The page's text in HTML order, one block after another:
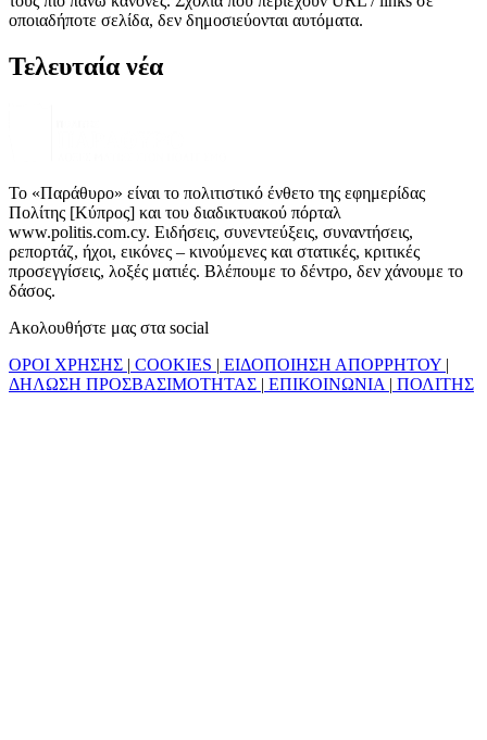
οποιαδήποτε σελίδα, δεν δημοσιεύονται αυτόματα.
Τελευταία νέα
Το «Παράθυρο» είναι το πολιτιστικό ένθετο της εφημερίδας
Πολίτης [Κύπρος] και του διαδικτυακού πόρταλ
www.politis.com.cy. Ειδήσεις, συνεντεύξεις, συναντήσεις,
ρεπορτάζ, ήχοι, εικόνες – κινούμενες και στατικές, κριτικές
προσεγγίσεις, λοξές ματιές. Βλέπουμε το δέντρο, δεν χάνουμε το
δάσος.
Ακολουθήστε μας στα social
ΟΡΟΙ ΧΡΗΣΗΣ | COOKIES | ΕΙΔΟΠΟΙΗΣΗ ΑΠΟΡΡΗΤΟΥ |
ΔΗΛΩΣΗ ΠΡΟΣΒΑΣΙΜΟΤΗΤΑΣ | ΕΠΙΚΟΙΝΩΝΙΑ | ΠΟΛΙΤΗΣ